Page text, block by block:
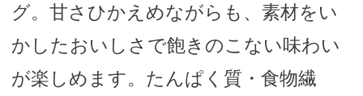
グ。甘さひかえめながらも、素材をい
かしたおいしさで飽きのこない味わい
が楽しめます。たんぱく質・食物繊